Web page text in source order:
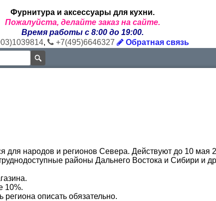
Фурнитура и аксессуары для кухни.
Пожалуйста, делайте заказ на сайте.
Время работы с 8:00 до 19:00.
, +7(495)6646327
Обратная связь
для народов и регионов Севера. Действуют до 10 мая
районы Дальнего Востока и Сибири и
10%.
описать обязательно.